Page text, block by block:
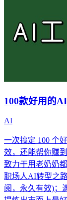
100款好用的
AI
一次搞定 100 个
效，还能帮你赚
致力于用老奶奶
职场人AI转型之
阅，永久有效)；